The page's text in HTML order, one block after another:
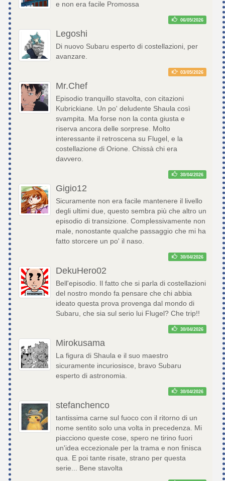
e non era facile Promossa
06/05/2026
Legoshi
Di nuovo Subaru esperto di costellazioni, per
avanzare.
03/05/2026
Mr.Chef
Episodio tranquillo stavolta, con citazioni
Kubrickiane. Un po' deludente Shaula così
svampita. Ma forse non la conta giusta e
riserva ancora delle sorprese. Molto
interessante il retroscena su Flugel, e la
costellazione di Orione. Chissà chi era
davvero.
30/04/2026
Gigio12
Sicuramente non era facile mantenere il livello
degli ultimi due, questo sembra più che altro un
episodio di transizione. Complessivamente non
male, nonostante qualche passaggio che mi ha
fatto storcere un po' il naso.
30/04/2026
DekuHero02
Bell'episodio. Il fatto che si parla di costellazioni
del nostro mondo fa pensare che chi abbia
ideato questa prova provenga dal mondo di
Subaru, che sia sul serio lui Flugel? Che trip!!
30/04/2026
Mirokusama
La figura di Shaula e il suo maestro
sicuramente incuriosisce, bravo Subaru
esperto di astronomia.
30/04/2026
stefanchenco
tantissima carne sul fuoco con il ritorno di un
nome sentito solo una volta in precedenza. Mi
piacciono queste cose, spero ne tirino fuori
un'idea eccezionale per la trama e non finisca
qua. E poi tante risate, strano per questa
serie... Bene stavolta